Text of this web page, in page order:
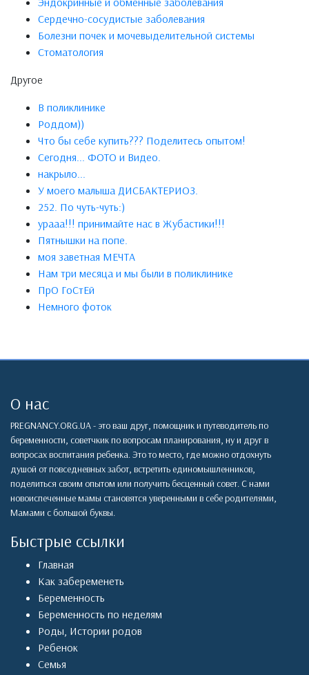
Сердечно-сосудистые заболевания
Болезни почек и мочевыделительной системы
Стоматология
Другое
В поликлинике
Роддом))
Что бы себе купить??? Поделитесь опытом!
Сегодня... ФОТО и Видео.
накрыло...
У моего малыша ДИСБАКТЕРИОЗ.
252. По чуть-чуть:)
урааа!!! принимайте нас в Жубастики!!!
Пятнышки на попе.
моя заветная МЕЧТА
Нам три месяца и мы были в поликлинике
ПрО ГоСтЕй
Немного фоток
О нас
PREGNANCY.ORG.UA - это ваш друг, помощник и путеводитель по
беременности, советчкик по вопросам планирования, ну и друг в
вопросах воспитания ребенка. Это то место, где можно отдохнуть
душой от повседневных забот, встретить единомышленников,
поделиться своим опытом или получить бесценный совет. С нами
новоиспеченные мамы становятся уверенными в себе родителями,
Мамами с большой буквы.
Быстрые ссылки
Главная
Как забеременеть
Беременность
Беременность по неделям
Роды, Истории родов
Ребенок
Семья